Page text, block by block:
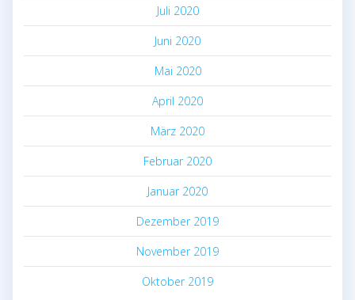
Juli 2020
Juni 2020
Mai 2020
April 2020
März 2020
Februar 2020
Januar 2020
Dezember 2019
November 2019
Oktober 2019